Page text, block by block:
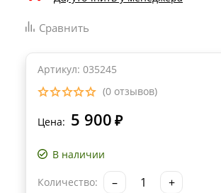
Сравнить
Артикул: 035245
(0 отзывов)
Цена: 5 900 ₽
В наличии
Количество: – +